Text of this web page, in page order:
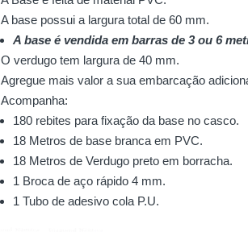
A base possui a largura total de 60 mm.
A base é vendida em barras de 3 ou 6
O verdugo tem largura de 40 mm.
Agregue mais valor a sua embarcação
Acompanha:
180 rebites para fixação da base no casco.
18 Metros de base branca em PVC.
18 Metros de Verdugo preto em borracha.
1 Broca de aço rápido 4 mm.
1 Tubo de adesivo cola P.U.